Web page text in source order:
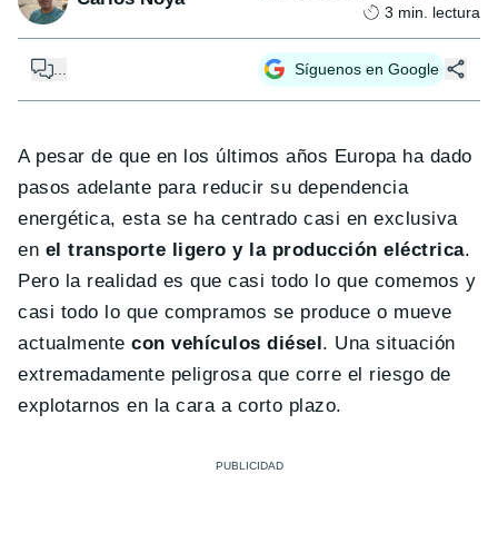
3 min. lectura
Síguenos en Google
A pesar de que en los últimos años Europa ha dado
pasos adelante para reducir su dependencia
energética, esta se ha centrado casi en exclusiva
en el transporte ligero y la producción eléctrica.
Pero la realidad es que casi todo lo que comemos y
casi todo lo que compramos se produce o mueve
actualmentecon vehículos diésel. Una situación
extremadamente peligrosa que corre el riesgo de
explotarnos en la cara a corto plazo.